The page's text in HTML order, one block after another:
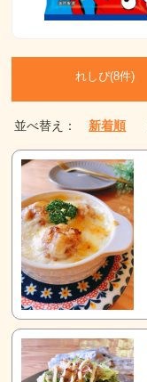
れしぴ(8件)
並べ替え： 新着順